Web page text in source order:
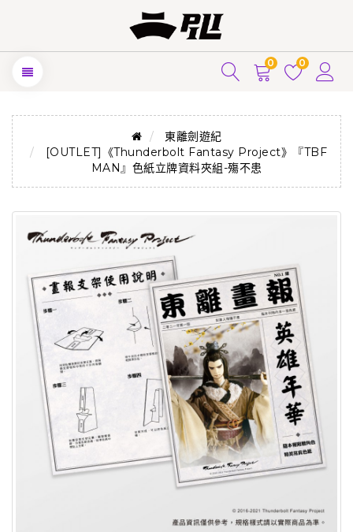
0 0
東離劍遊紀
[OUTLET]《Thunderbolt Fantasy Project》『TBF
MAN』色紙立牌資料夾組-殤不患